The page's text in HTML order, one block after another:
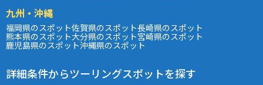
九州・沖縄
福岡県のスポット佐賀県のスポット長崎県のスポット
熊本県のスポット大分県のスポット宮崎県のスポット
鹿児島県のスポット沖縄県のスポット
詳細条件からツーリングスポットを探す